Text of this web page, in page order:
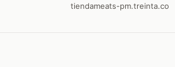
tiendameats-pm.treinta.co